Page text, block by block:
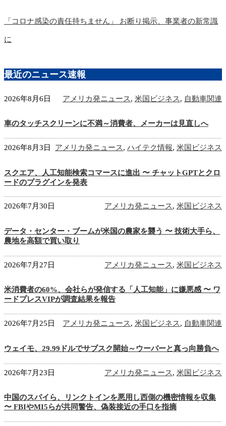
「コロナ感染の責任持ちません」 お断り掲示、事業者の新常識
に
最近のニュース速報
2026年8月6日 アメリカ発ニュース, 米国ビジネス, 自動車関連
車のタッチスクリーンに不満～消費者、メーカーは見直しへ
2026年8月3日 アメリカ発ニュース, ハイテク情報, 米国ビジネス
スクエア、人工知能検索コマースに進出 〜 チャットGPTとクロ
ードのプラグインを発表
2026年7月30日 アメリカ発ニュース, 米国ビジネス
データ・センター・ブームが米国の農家を襲う 〜 技術大手ら、
農地を高額で買い取り
2026年7月27日 アメリカ発ニュース, 米国ビジネス
米消費者の60%、会社らが発信する「人工知能」に嫌悪感 〜 ワ
ードプレスVIPが調査結果を報告
2026年7月25日 アメリカ発ニュース, 米国ビジネス, 自動車関連
ウェイモ、29.99ドルでサブスク開始～ウーバーと真っ向勝負へ
2026年7月23日 アメリカ発ニュース, 米国ビジネス
中国のスパイら、リンクトインを悪用し西側の機密情報を収集
〜 FBIやMI5らが共同警告、偽装接近の手口を指摘